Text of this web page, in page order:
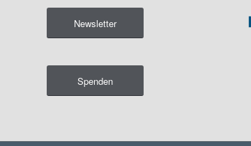
Newsletter
Spenden